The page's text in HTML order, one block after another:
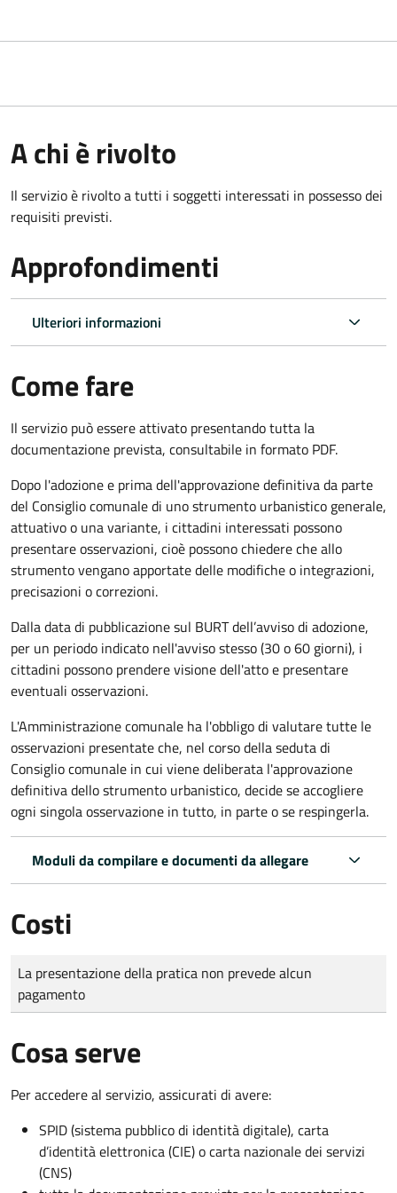
A chi è rivolto
Il servizio è rivolto a tutti i soggetti interessati in possesso dei
requisiti previsti.
Approfondimenti
Ulteriori informazioni
Come fare
Il servizio può essere attivato presentando tutta la
documentazione prevista, consultabile in formato PDF.
Dopo l'adozione e prima dell'approvazione definitiva da parte
del Consiglio comunale di uno strumento urbanistico generale,
attuativo o una variante, i cittadini interessati possono
presentare osservazioni, cioè possono chiedere che allo
strumento vengano apportate delle modifiche o integrazioni,
precisazioni o correzioni.
Dalla data di pubblicazione sul BURT dell’avviso di adozione,
per un periodo indicato nell'avviso stesso (30 o 60 giorni), i
cittadini possono prendere visione dell'atto e presentare
eventuali osservazioni.
L'Amministrazione comunale ha l'obbligo di valutare tutte le
osservazioni presentate che, nel corso della seduta di
Consiglio comunale in cui viene deliberata l'approvazione
definitiva dello strumento urbanistico, decide se accogliere
ogni singola osservazione in tutto, in parte o se respingerla.
Moduli da compilare e documenti da allegare
Costi
Tipo di pagamento
Importo
La presentazione della pratica non prevede alcun
pagamento
Cosa serve
Per accedere al servizio, assicurati di avere:
SPID (sistema pubblico di identità digitale), carta
d’identità elettronica (CIE) o carta nazionale dei servizi
(CNS)